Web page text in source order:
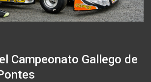
Campeonato Gallego de